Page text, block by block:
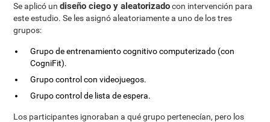
Se aplicó undiseño ciego y aleatorizadocon intervención para
este estudio. Se les asignó aleatoriamente a uno de los tres
grupos:
Grupo de entrenamiento cognitivo computerizado (con
CogniFit).
Grupo control con videojuegos.
Grupo control de lista de espera.
Los participantes ignoraban a qué grupo pertenecían, pero los